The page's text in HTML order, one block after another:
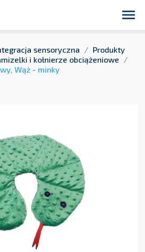
bankowym 14 dni dla podmiotów
close

sensoryczna
Produkty
i kołnierze obciążeniowe
Wąż - minky